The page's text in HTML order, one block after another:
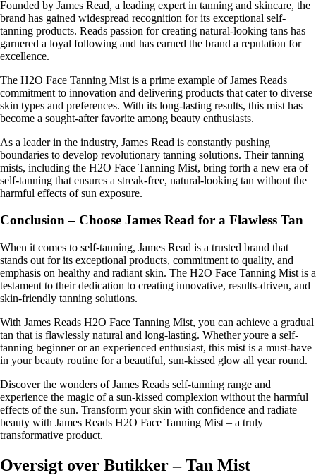
Founded by James Read, a leading expert in tanning and skincare, the
brand has gained widespread recognition for its exceptional self-
tanning products. Reads passion for creating natural-looking tans has
garnered a loyal following and has earned the brand a reputation for
excellence.
The H2O Face Tanning Mist is a prime example of James Reads
commitment to innovation and delivering products that cater to diverse
skin types and preferences. With its long-lasting results, this mist has
become a sought-after favorite among beauty enthusiasts.
As a leader in the industry, James Read is constantly pushing
boundaries to develop revolutionary tanning solutions. Their tanning
mists, including the H2O Face Tanning Mist, bring forth a new era of
self-tanning that ensures a streak-free, natural-looking tan without the
harmful effects of sun exposure.
Conclusion – Choose James Read for a Flawless Tan
When it comes to self-tanning, James Read is a trusted brand that
stands out for its exceptional products, commitment to quality, and
emphasis on healthy and radiant skin. The H2O Face Tanning Mist is a
testament to their dedication to creating innovative, results-driven, and
skin-friendly tanning solutions.
With James Reads H2O Face Tanning Mist, you can achieve a gradual
tan that is flawlessly natural and long-lasting. Whether youre a self-
tanning beginner or an experienced enthusiast, this mist is a must-have
in your beauty routine for a beautiful, sun-kissed glow all year round.
Discover the wonders of James Reads self-tanning range and
experience the magic of a sun-kissed complexion without the harmful
effects of the sun. Transform your skin with confidence and radiate
beauty with James Reads H2O Face Tanning Mist – a truly
transformative product.
Oversigt over Butikker – Tan Mist